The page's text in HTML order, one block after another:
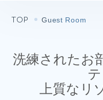
TOP Guest Room
洗練されたお
上質なリ